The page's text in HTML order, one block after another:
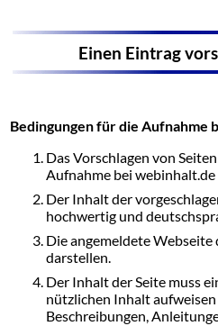
Einen Eintrag
Bedingungen für die Aufnahme
Das Vorschlagen von
Aufnahme bei
Der Inhalt der
hochwertig und
Die angemeldete
darstellen.
Der Inhalt der Seite muss
nützlichen Inhalt
Beschreibungen,